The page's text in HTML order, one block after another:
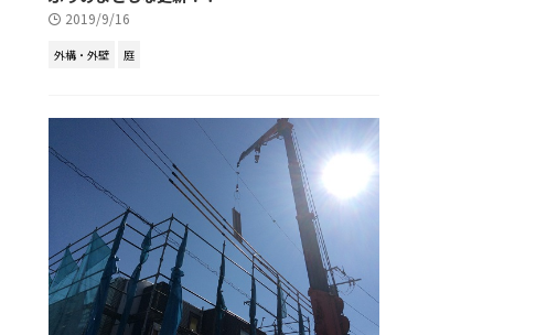
2019/9/16
外構・外壁 庭